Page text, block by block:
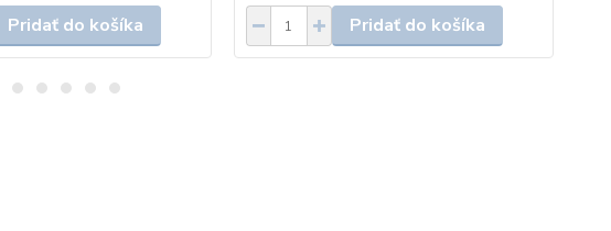
Pridať do košíka Pridať do košíka